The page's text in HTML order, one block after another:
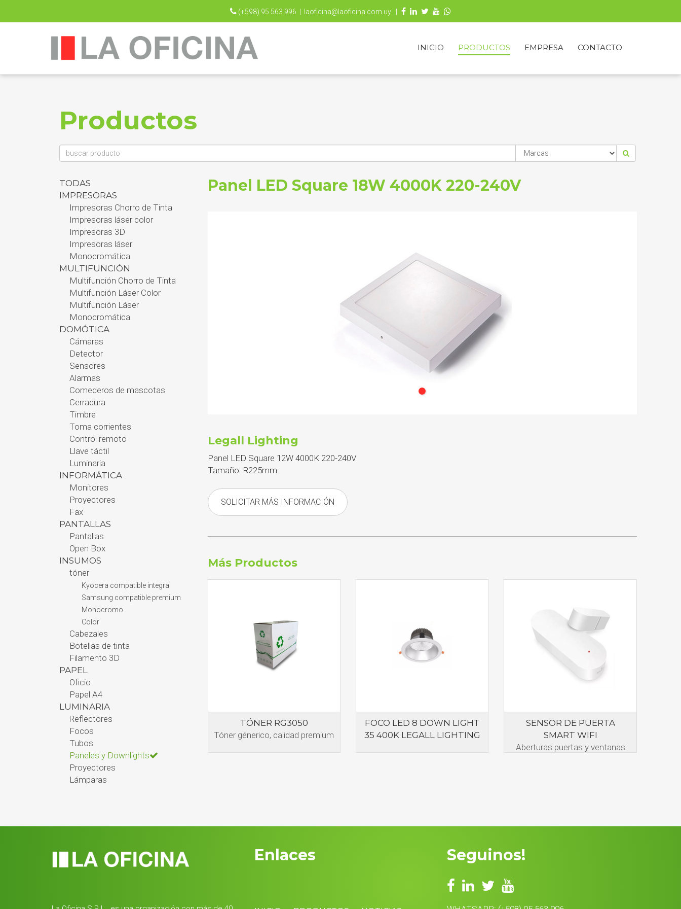
(+598) 95 563 996 | laoficina@laoficina.com.uy |
INICIO PRODUCTOS EMPRESA CONTACTO
Productos
TODAS
IMPRESORAS
Impresoras Chorro de Tinta
Impresoras láser color
Impresoras 3D
Impresoras láser
Monocromática
MULTIFUNCIÓN
Multifunción Chorro de Tinta
Multifunción Láser Color
Multifunción Láser
Monocromática
DOMÓTICA
Cámaras
Detector
Sensores
Alarmas
Comederos de mascotas
Cerradura
Timbre
Toma corrientes
Control remoto
Llave táctil
Luminaria
INFORMÁTICA
Monitores
Proyectores
Fax
PANTALLAS
Pantallas
Open Box
INSUMOS
tóner
Kyocera compatible integral
Samsung compatible premium
Monocromo
Color
Cabezales
Botellas de tinta
Filamento 3D
PAPEL
Oficio
Papel A4
LUMINARIA
Reflectores
Focos
Tubos
Paneles y Downlights
Proyectores
Lámparas
Panel LED Square 18W 4000K 220-240V
Legall Lighting
Panel LED Square 12W 4000K 220-240V
Tamaño: R225mm
SOLICITAR MÁS INFORMACIÓN
Más Productos
TÓNER RG3050
Tóner génerico, calidad premium
FOCO LED 8 DOWN LIGHT
35 400K LEGALL LIGHTING
SENSOR DE PUERTA
SMART WIFI
Aberturas puertas y ventanas
Enlaces Seguinos!